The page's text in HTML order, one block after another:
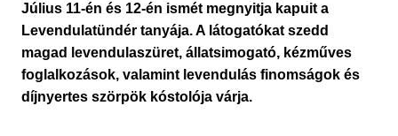
Július 11-én és 12-én ismét megnyitja kapuit a
Levendulatündér tanyája. A látogatókat szedd
magad levendulaszüret, állatsimogató, kézműves
foglalkozások, valamint levendulás finomságok és
díjnyertes szörpök kóstolója várja.